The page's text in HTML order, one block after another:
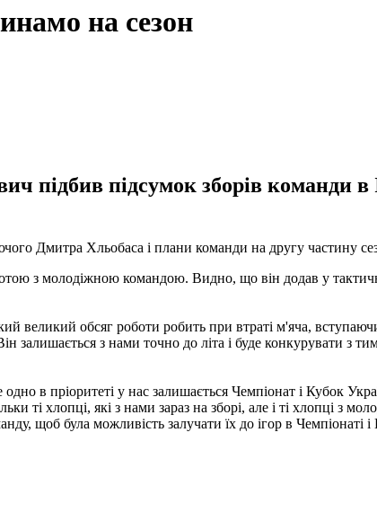
на сезон
підбив підсумок зборів команди в
Дмитра Хльобаса і плани команди на другу частину
з молодіжною командою. Видно, що він додав у
великий обсяг роботи робить при втраті м'яча,
залишається з нами точно до літа і буде конкурувати з
одно в пріоритеті у нас залишається Чемпіонат і Кубок
ті хлопці, які з нами зараз на зборі, але і ті хлопці з
щоб була можливість залучати їх до ігор в